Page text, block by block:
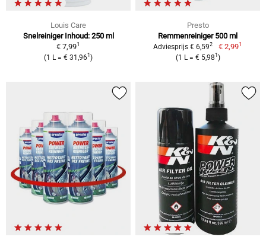
Louis Care
Snelreiniger Inhoud: 250 ml
€ 7,991
(1 L = € 31,961 )
Presto
Remmenreiniger 500 ml
Adviesprijs € 6,592 € 2,991
(1 L = € 5,981 )